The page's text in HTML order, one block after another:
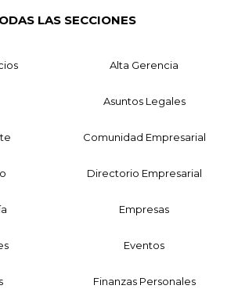
LAS SECCIONES
Alta Gerencia
Asuntos Legales
Comunidad Empresarial
Directorio Empresarial
Empresas
Eventos
Finanzas Personales